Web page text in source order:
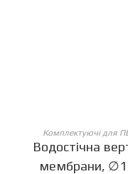
Комплектуючі для
Водостічна
мембрани,